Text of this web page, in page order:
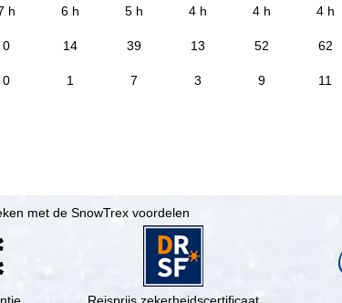
h 6 h 5 h 4 h 4 h 4 h
0 14 39 13 52 62
0 1 7 3 9 11
met de SnowTrex voordelen